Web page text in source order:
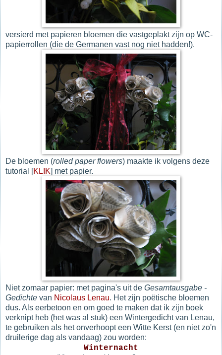
versierd met papieren bloemen die vastgeplakt zijn op WC-
papierrollen (die de Germanen vast nog niet hadden!).
De bloemen (rolled paper flowers) maakte ik volgens deze
tutorial [KLIK] met papier.
Niet zomaar papier: met pagina's uit de Gesamtausgabe -
Gedichte van Nicolaus Lenau. Het zijn poëtische bloemen
dus. Als eerbetoon en om goed te maken dat ik zijn boek
verknipt heb (het was al stuk) een Wintergedicht van Lenau,
te gebruiken als het onverhoopt een Witte Kerst (en niet zo'n
druilerige dag als vandaag) zou worden:
Winternacht